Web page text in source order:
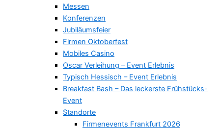
Messen
Konferenzen
Jubiläumsfeier
Firmen Oktoberfest
Mobiles Casino
Oscar Verleihung – Event Erlebnis
Typisch Hessisch – Event Erlebnis
Breakfast Bash – Das leckerste Frühstücks-
Event
Standorte
Firmenevents Frankfurt 2026